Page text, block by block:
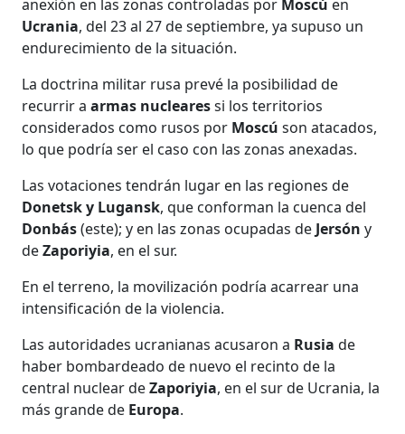
anexión en las zonas controladas por Moscú en
Ucrania, del 23 al 27 de septiembre, ya supuso un
endurecimiento de la situación.
La doctrina militar rusa prevé la posibilidad de
recurrir aarmas nuclearessi los territorios
considerados como rusos por Moscú son atacados,
lo que podría ser el caso con las zonas anexadas.
Las votaciones tendrán lugar en las regiones de
Donetsk y Lugansk, que conforman la cuenca del
Donbás(este); y en las zonas ocupadas de Jersón y
deZaporiyia, en el sur.
En el terreno, la movilización podría acarrear una
intensificación de la violencia.
Las autoridades ucranianas acusaron a Rusia de
haber bombardeado de nuevo el recinto de la
central nuclear deZaporiyia, en el sur de Ucrania, la
más grande de Europa.